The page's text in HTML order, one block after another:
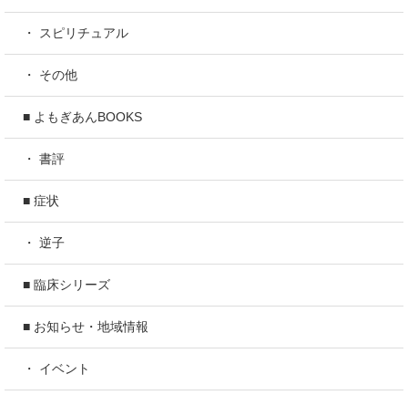
・ スピリチュアル
・ その他
■ よもぎあんBOOKS
・ 書評
■ 症状
・ 逆子
■ 臨床シリーズ
■ お知らせ・地域情報
・ イベント